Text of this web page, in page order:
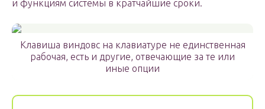
и функциям системы в кратчайшие сроки.
Клавиша виндовс на клавиатуре не единственная
рабочая, есть и другие, отвечающие за те или
иные опции